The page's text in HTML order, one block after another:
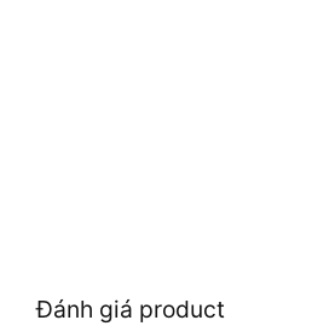
Đánh giá product